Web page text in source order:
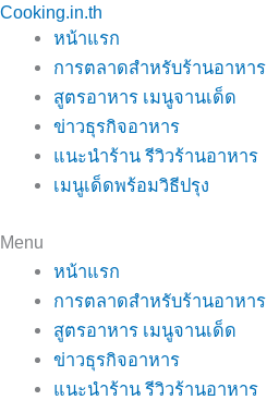
Skip
content
Cooking.in.th
หน้าแรก
การตลาดสำหรับร้านอาหาร
สูตรอาหาร เมนูจานเด็ด
ข่าวธุรกิจอาหาร
แนะนำร้าน รีวิวร้านอาหาร
เมนูเด็ดพร้อมวิธีปรุง
Menu
หน้าแรก
การตลาดสำหรับร้านอาหาร
สูตรอาหาร เมนูจานเด็ด
ข่าวธุรกิจอาหาร
แนะนำร้าน รีวิวร้านอาหาร